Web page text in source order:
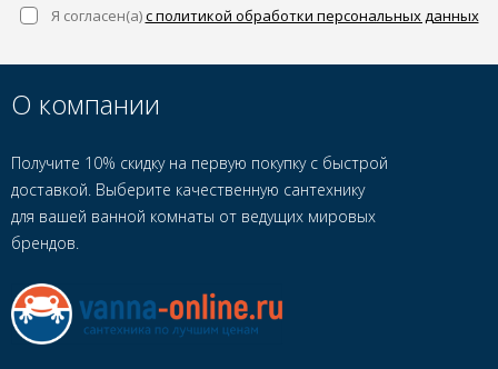
Я согласен(a)с политикой обработки персональных данных
О компании
Получите 10% скидку на первую покупку с быстрой
доставкой. Выберите качественную сантехнику
для вашей ванной комнаты от ведущих мировых
брендов.